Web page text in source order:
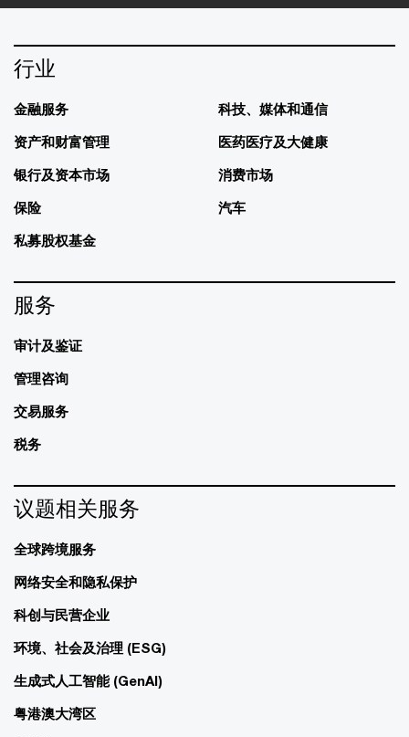
行业
金融服务
资产和财富管理
银行及资本市场
保险
私募股权基金
科技、媒体和通信
医药医疗及大健康
消费市场
汽车
服务
审计及鉴证
管理咨询
交易服务
税务
议题相关服务
全球跨境服务
网络安全和隐私保护
科创与民营企业
环境、社会及治理 (ESG)
生成式人工智能 (GenAI)
粤港澳大湾区